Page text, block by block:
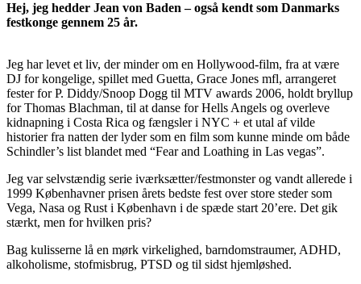
Hej, jeg hedder Jean von Baden – også kendt som Danmarks
festkonge gennem 25 år.
Jeg har levet et liv, der minder om en Hollywood-film, fra at være
DJ for kongelige, spillet med Guetta, Grace Jones mfl, arrangeret
fester for P. Diddy/Snoop Dogg til MTV awards 2006, holdt bryllup
for Thomas Blachman, til at danse for Hells Angels og overleve
kidnapning i Costa Rica og fængsler i NYC + et utal af vilde
historier fra natten der lyder som en film som kunne minde om både
Schindler’s list blandet med “Fear and Loathing in Las vegas”.
Jeg var selvstændig serie iværksætter/festmonster og vandt allerede i
1999 Københavner prisen årets bedste fest over store steder som
Vega, Nasa og Rust i København i de spæde start 20’ere. Det gik
stærkt, men for hvilken pris?
Bag kulisserne lå en mørk virkelighed, barndomstraumer, ADHD,
alkoholisme, stofmisbrug, PTSD og til sidst hjemløshed.